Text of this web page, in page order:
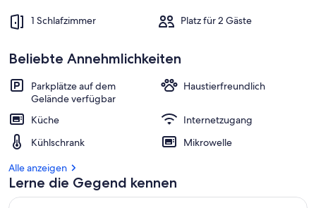
1 Schlafzimmer Platz für 2 Gäste
Beliebte Annehmlichkeiten
Parkplätze auf dem
Gelände verfügbar
Haustierfreundlich
Küche
Internetzugang
Kühlschrank
Mikrowelle
Alle anzeigen
Lerne die Gegend kennen